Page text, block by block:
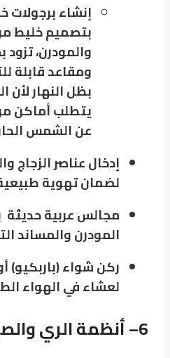
إنشاء برجولات
بتصميم خليط
والمودرن،
ومقاعد قابلة
بظل النهار لأن
يتطلب أماكن
عن الشمس
إدخال عناصر الزجاج
لضمان تهوية
مجالس عربية حديثة
المودرن والمساند
ركن شواء (باربكيو)
لعشاء في الهواء
6– أنظمة الري